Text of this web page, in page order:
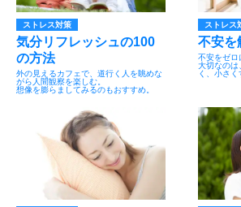
ストレス対策
気分リフレッシュの100
の方法
外の見えるカフェで、道行く人を眺めな
がら人間観察を楽しむ。
想像を膨らましてみるのもおすすめ。
ストレス
不安を
不安をゼロ
大切なのは
く、小さく